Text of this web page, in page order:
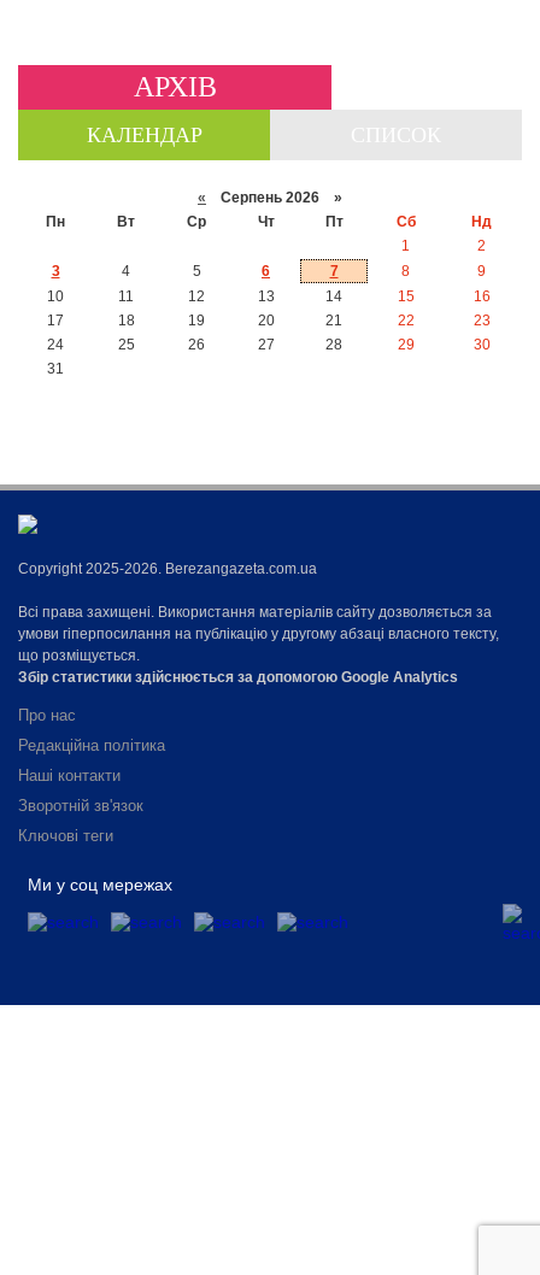
АРХІВ
КАЛЕНДАР
« Серпень 2026 »
Пн
Вт Ср Чт Пт Сб
Нд
1
2
3
4 5 6 7 8
9
10
11 12 13 14 15
16
17
18 19 20 21 22
23
24
25 26 27 28 29
30
31
Copyright 2025-2026. Berezangazeta.com.ua
Всі права захищені. Використання матеріалів сайту дозволяється за
умови гіперпосилання на публікацію у другому абзаці власного тексту,
що розміщується.
Збір статистики здійснюється за допомогою Google Analytics
Про нас
Редакційна політика
Наші контакти
Зворотній зв'язок
Ключові теги
Ми у соц мережах